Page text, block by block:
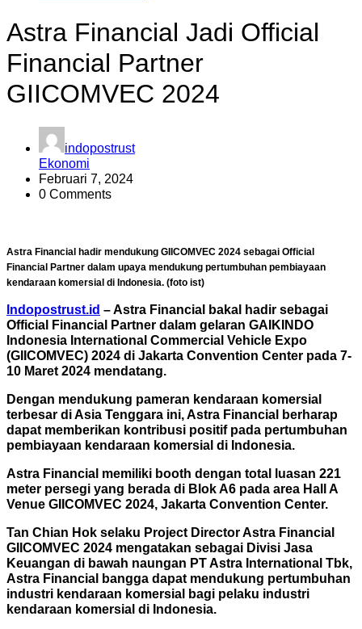
Astra Financial Jadi Official
Financial Partner
GIICOMVEC 2024
indopostrust
Ekonomi
Februari 7, 2024
0 Comments
Astra Financial hadir mendukung GIICOMVEC 2024 sebagai Official
Financial Partner dalam upaya mendukung pertumbuhan pembiayaan
kendaraan komersial di Indonesia. (foto ist)
Indopostrust.id – Astra Financial bakal hadir sebagai
Official Financial Partner dalam gelaran GAIKINDO
Indonesia International Commercial Vehicle Expo
(GIICOMVEC) 2024 di Jakarta Convention Center pada 7-
10 Maret 2024 mendatang.
Dengan mendukung pameran kendaraan komersial
terbesar di Asia Tenggara ini, Astra Financial berharap
dapat memberikan kontribusi positif pada pertumbuhan
pembiayaan kendaraan komersial di Indonesia.
Astra Financial memiliki booth dengan total luasan 221
meter persegi yang berada di Blok A6 pada area Hall A
Venue GIICOMVEC 2024, Jakarta Convention Center.
Tan Chian Hok selaku Project Director Astra Financial
GIICOMVEC 2024 mengatakan sebagai Divisi Jasa
Keuangan di bawah naungan PT Astra International Tbk,
Astra Financial bangga dapat mendukung pertumbuhan
industri kendaraan komersial bagi pelaku industri
kendaraan komersial di Indonesia.